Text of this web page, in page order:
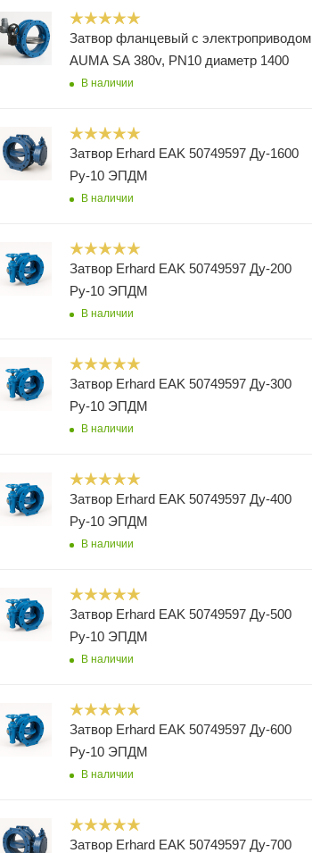
Затвор фланцевый с электроприводом
AUMA SA 380v, PN10 диаметр 1400
В наличии
Затвор Erhard EAK 50749597 Ду-1600
Ру-10 ЭПДМ
В наличии
Затвор Erhard EAK 50749597 Ду-200
Ру-10 ЭПДМ
В наличии
Затвор Erhard EAK 50749597 Ду-300
Ру-10 ЭПДМ
В наличии
Затвор Erhard EAK 50749597 Ду-400
Ру-10 ЭПДМ
В наличии
Затвор Erhard EAK 50749597 Ду-500
Ру-10 ЭПДМ
В наличии
Затвор Erhard EAK 50749597 Ду-600
Ру-10 ЭПДМ
В наличии
Затвор Erhard EAK 50749597 Ду-700